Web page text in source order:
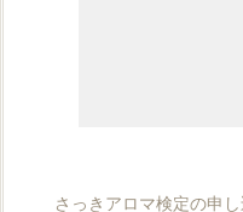
さっきアロマ検定の申し